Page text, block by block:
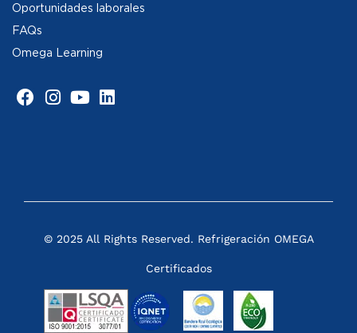
Oportunidades laborales
FAQs
Omega Learning
© 2025 All Rights Reserved. Refrigeración OMEGA
Certificados